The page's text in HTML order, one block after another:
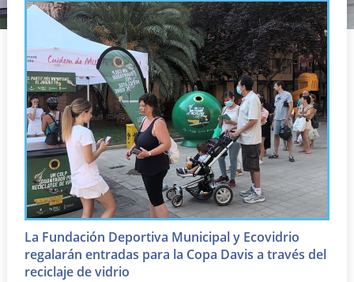
Reservas
La Fundación Deportiva Municipal y Ecovidrio
regalarán entradas para la Copa Davis a través del
reciclaje de vidrio